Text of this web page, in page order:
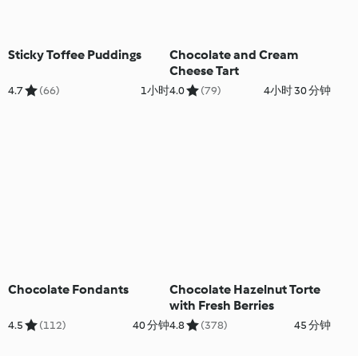
Sticky Toffee Puddings
4.7 (66) 1小时
Chocolate and Cream
Cheese Tart
4.0 (79) 4小时 30 分钟
Chocolate Fondants
4.5 (112) 40 分钟
Chocolate Hazelnut Torte
with Fresh Berries
4.8 (378) 45 分钟